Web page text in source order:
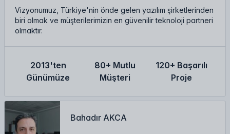
Vizyonumuz, Türkiye'nin önde gelen yazılım şirketlerinden
biri olmak ve müşterilerimizin en güvenilir teknoloji partneri
olmaktır.
2013'ten
Günümüze
80+ Mutlu
Müşteri
120+ Başarılı
Proje
Bahadır AKCA